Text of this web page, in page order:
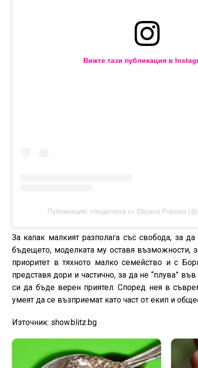
Вижте тази публикация в
Публикация, споделена от Dilyana Popova
За капак малкият разполага със свобода, за
бъдещето, моделката му оставя възможности,
приоритет в тяхното малко семейство и с
представя дори и частично, за да не “плува”
си да бъде верен приятел. Според нея в
умеят да се възприемат като част от екип и
Източник: show.blitz.bg